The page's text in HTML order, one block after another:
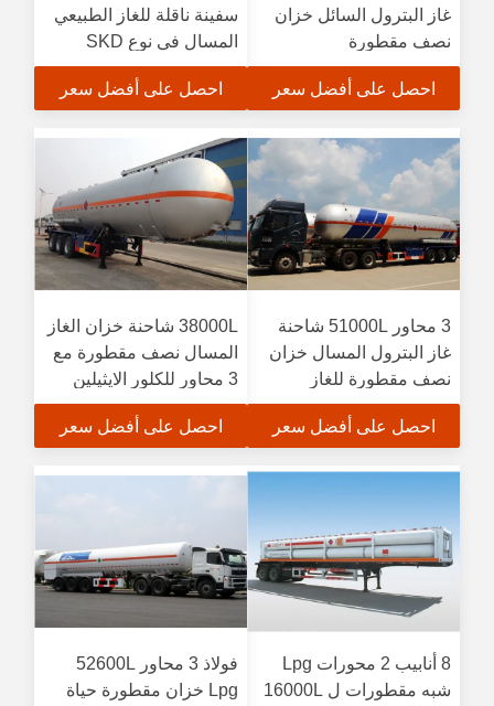
غاز البترول السائل خزان
نصف مقطورة
احصل على أفضل سعر
سفينة ناقلة للغاز الطبيعي
المسال في نوع SKD
احصل على أفضل سعر
3 محاور 51000L شاحنة
غاز البترول المسال خزان
نصف مقطورة للغاز
المسال
احصل على أفضل سعر
38000L شاحنة خزان الغاز
المسال نصف مقطورة مع
3 محاور للكلور الايثيلين
السائل
احصل على أفضل سعر
8 أنابيب 2 محورات Lpg
شبه مقطورات ل 16000L
فولاذ 3 محاور 52600L
Lpg خزان مقطورة حياة